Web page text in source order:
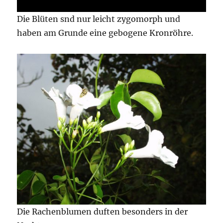
Die Blüten snd nur leicht zygomorph und
haben am Grunde eine gebogene Kronröhre.
Die Rachenblumen duften besonders in der